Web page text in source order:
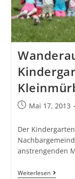
Mai 17, 2013
Der
anstrengenden
Weiterlesen